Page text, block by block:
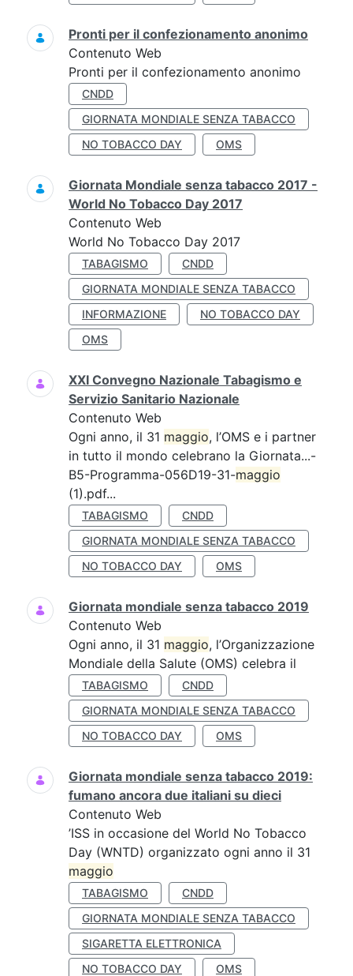
Pronti per il confezionamento anonimo
Contenuto Web
Pronti per il confezionamento anonimo
CNDD
GIORNATA MONDIALE SENZA TABACCO
NO TOBACCO DAY
OMS
Giornata Mondiale senza tabacco 2017 -
World No Tobacco Day 2017
Contenuto Web
World No Tobacco Day 2017
TABAGISMO
CNDD
GIORNATA MONDIALE SENZA TABACCO
INFORMAZIONE
NO TOBACCO DAY
OMS
XXI Convegno Nazionale Tabagismo e
Servizio Sanitario Nazionale
Contenuto Web
Ogni anno, il 31 maggio, l’OMS e i partner
in tutto il mondo celebrano la Giornata...-
B5-Programma-056D19-31-maggio
(1).pdf...
TABAGISMO
CNDD
GIORNATA MONDIALE SENZA TABACCO
NO TOBACCO DAY
OMS
Giornata mondiale senza tabacco 2019
Contenuto Web
Ogni anno, il 31 maggio, l’Organizzazione
Mondiale della Salute (OMS) celebra il
TABAGISMO
CNDD
GIORNATA MONDIALE SENZA TABACCO
NO TOBACCO DAY
OMS
Giornata mondiale senza tabacco 2019:
fumano ancora due italiani su dieci
Contenuto Web
’ISS in occasione del World No Tobacco
Day (WNTD) organizzato ogni anno il 31
maggio
TABAGISMO
CNDD
GIORNATA MONDIALE SENZA TABACCO
SIGARETTA ELETTRONICA
NO TOBACCO DAY
OMS